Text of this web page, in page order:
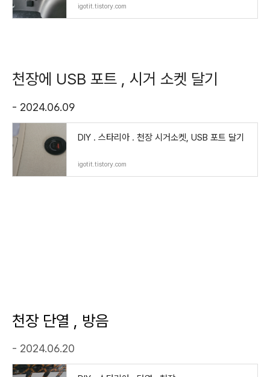
igotit.tistory.com
천장에 USB 포트 , 시거 소켓 달기
- 2024.06.09
DIY . 스타리아 . 천장 시거소켓, USB 포트 달기
igotit.tistory.com
천장 단열 , 방음
- 2024.06.20